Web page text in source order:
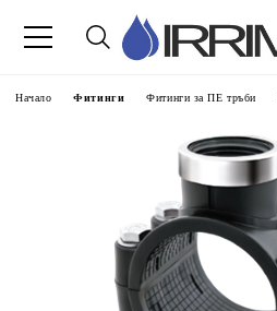
Начало Фитинги Фитинги за ПЕ тръби